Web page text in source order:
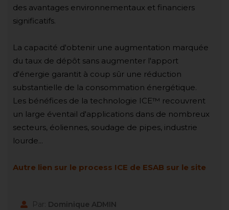
des avantages environnementaux et financiers
significatifs.
La capacité d'obtenir une augmentation marquée
du taux de dépôt sans augmenter l'apport
d'énergie garantit à coup sûr une réduction
substantielle de la consommation énergétique.
Les bénéfices de la technologie ICE™ recouvrent
un large éventail d'applications dans de nombreux
secteurs, éoliennes, soudage de pipes, industrie
lourde...
Autre lien sur le process ICE de ESAB sur le site
Par: Dominique ADMIN